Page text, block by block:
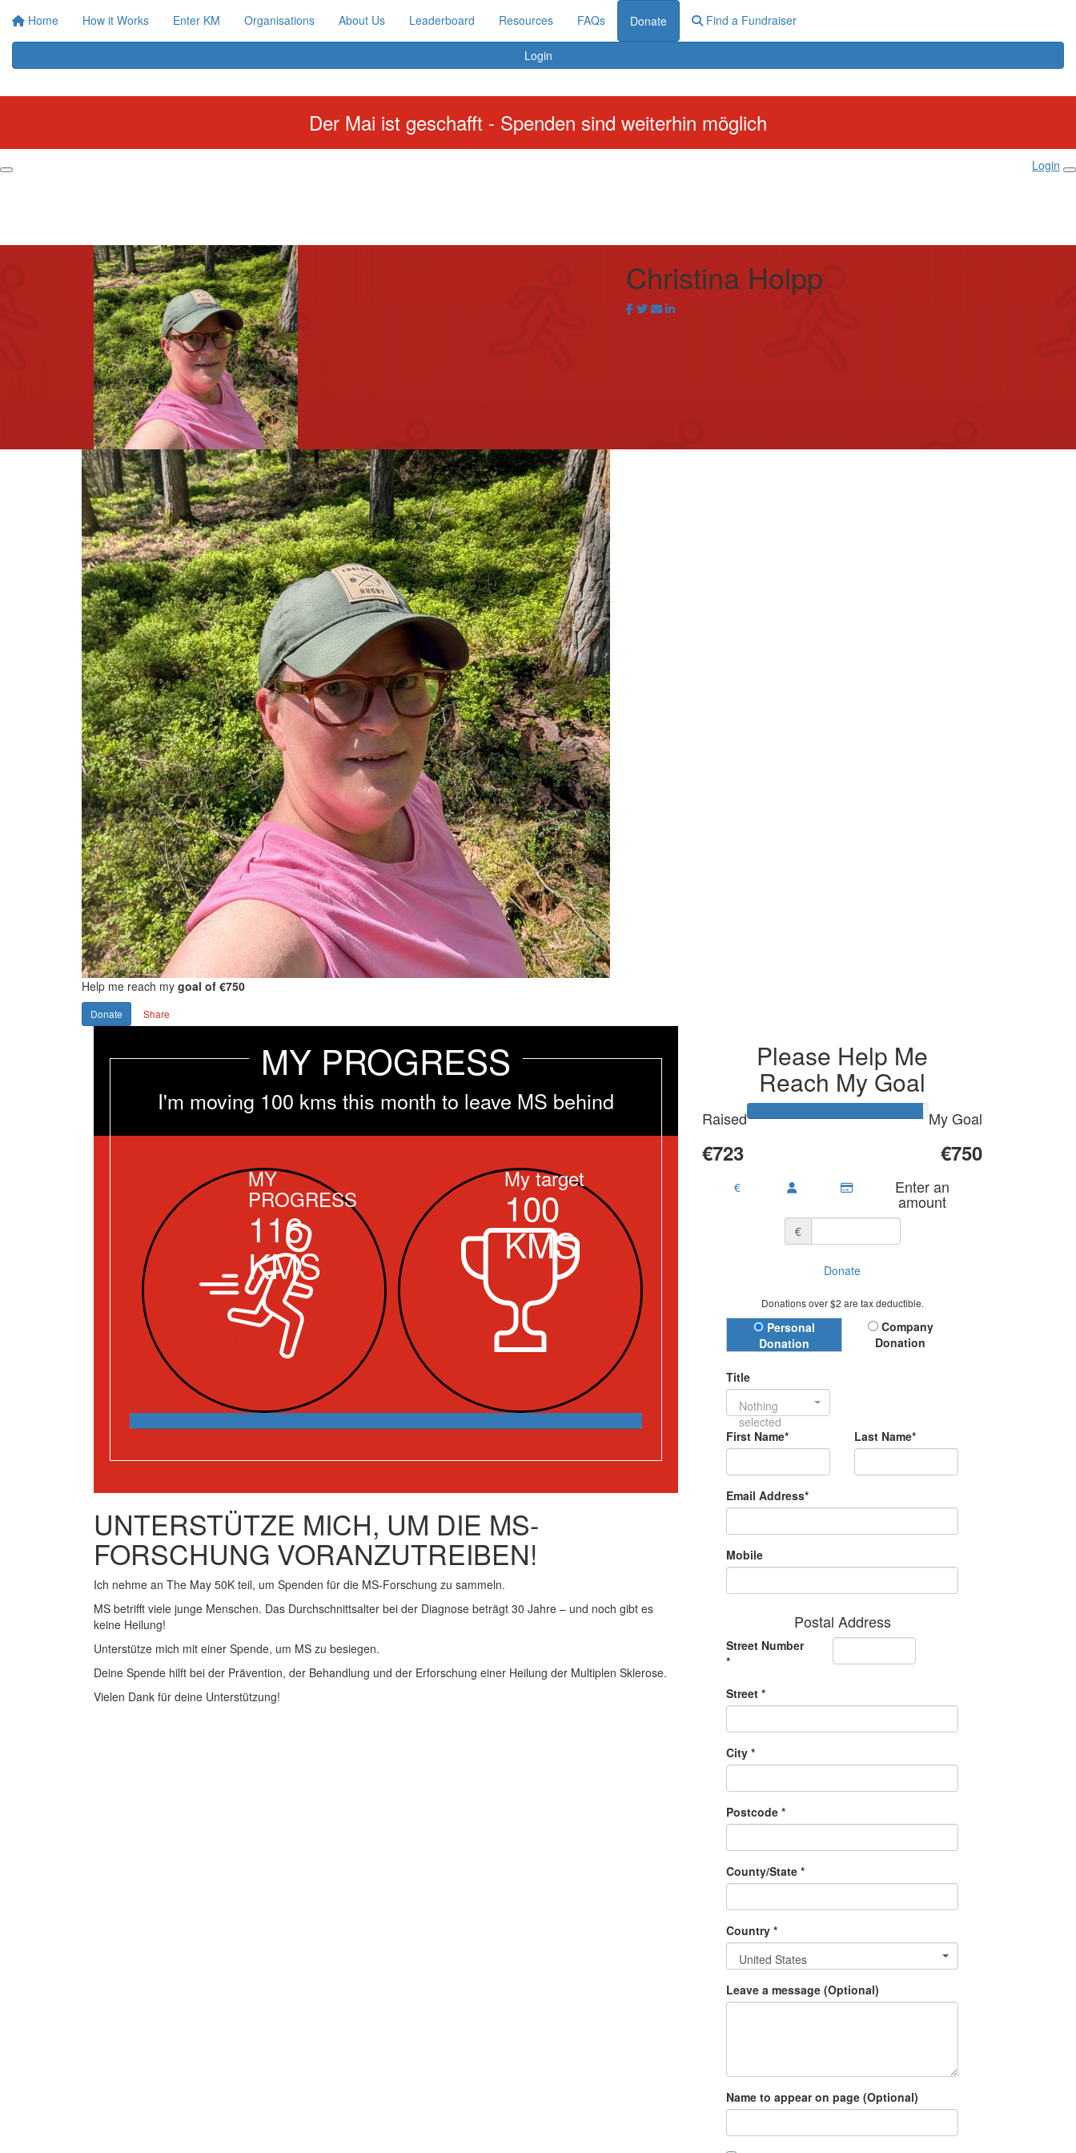
Home How it Works Enter KM Organisations About Us Leaderboard Resources FAQs Donate Find a Fundraiser
Login
Der Mai ist geschafft - Spenden sind weiterhin möglich
Login
Christina Holpp
Help me reach my goal of €750
Donate Share
Please Help Me
Reach My Goal
Raised
€723
My Goal
€750
€ Enter an
amount
€
Donate
Donations over $2 are tax deductible.
Donation Type
Personal
Donation
Company
Donation
Title
Nothing
selected
First Name*
Last Name*
Email Address*
Mobile
Postal Address
Street Number
*
Street *
City *
Postcode *
County/State *
Country *
United States
Leave a message (Optional)
Name to appear on page (Optional)
MY PROGRESS
I'm moving 100 kms this month to leave MS behind
MY
PROGRESS
116
KMS
My target
100
KMS
UNTERSTÜTZE MICH, UM DIE MS-
FORSCHUNG VORANZUTREIBEN!
Ich nehme an The May 50K teil, um Spenden für die MS-Forschung zu sammeln.
MS betrifft viele junge Menschen. Das Durchschnittsalter bei der Diagnose beträgt 30 Jahre – und noch gibt es
keine Heilung!
Unterstütze mich mit einer Spende, um MS zu besiegen.
Deine Spende hilft bei der Prävention, der Behandlung und der Erforschung einer Heilung der Multiplen Sklerose.
Vielen Dank für deine Unterstützung!